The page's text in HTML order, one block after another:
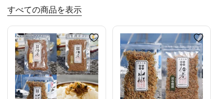
すべての商品を表示